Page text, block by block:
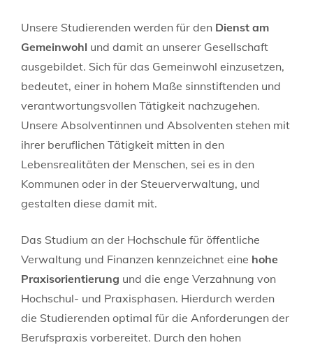
Unsere Studierenden werden für den Dienst am
Gemeinwohl und damit an unserer Gesellschaft
ausgebildet. Sich für das Gemeinwohl einzusetzen,
bedeutet, einer in hohem Maße sinnstiftenden und
verantwortungsvollen Tätigkeit nachzugehen.
Unsere Absolventinnen und Absolventen stehen mit
ihrer beruflichen Tätigkeit mitten in den
Lebensrealitäten der Menschen, sei es in den
Kommunen oder in der Steuerverwaltung, und
gestalten diese damit mit.
Das Studium an der Hochschule für öffentliche
Verwaltung und Finanzen kennzeichnet eine hohe
Praxisorientierung und die enge Verzahnung von
Hochschul- und Praxisphasen. Hierdurch werden
die Studierenden optimal für die Anforderungen der
Berufspraxis vorbereitet. Durch den hohen